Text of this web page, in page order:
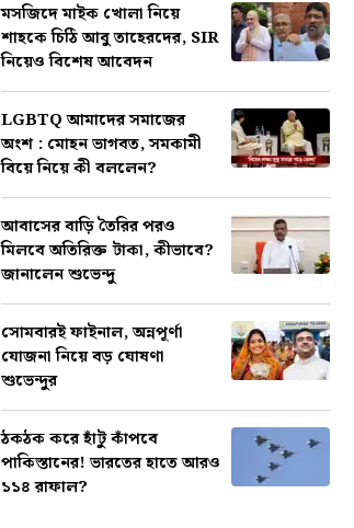
মসজিদে মাইক খোলা নিয়ে
শাহকে চিঠি আবু তাহেরদের, SIR
নিয়েও বিশেষ আবেদন
LGBTQ আমাদের সমাজের
অংশ : মোহন ভাগবত, সমকামী
বিয়ে নিয়ে কী বললেন?
আবাসের বাড়ি তৈরির পরও
মিলবে অতিরিক্ত টাকা, কীভাবে?
জানালেন শুভেন্দু
সোমবারই ফাইনাল, অন্নপূর্ণা
যোজনা নিয়ে বড় ঘোষণা
শুভেন্দুর
ঠকঠক করে হাঁটু কাঁপবে
পাকিস্তানের! ভারতের হাতে আরও
১১৪ রাফাল?